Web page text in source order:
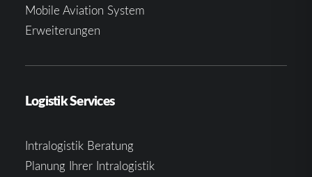
Mobile Aviation System
Erweiterungen
Logistik Services
Intralogistik Beratung
Planung Ihrer Intralogistik